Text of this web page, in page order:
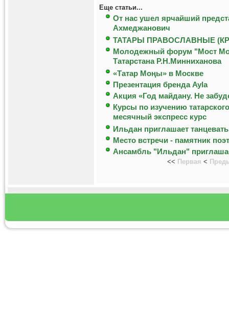
Еще статьи...
От нас ушел ярчайший
Ахмеджанович
ТАТАРЫ ПРАВОСЛАВНЫЕ
Молодежный форум "Мост
Татарстана Р.Н.Минниханова
«Татар Мoңы» в Москве
Презентация бренда Ayla
Акция «Год майдану. Не
Курсы по изучению
месячный экспресс курс
Ильдан приглашает
Место встречи - памятник
Ансамбль "Ильдан"
<< Первая <